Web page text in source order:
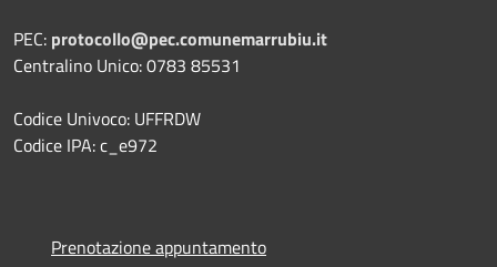
PEC: protocollo@pec.comunemarrubiu.it
Centralino Unico: 0783 85531
Codice Univoco: UFFRDW
Codice IPA: c_e972
Prenotazione appuntamento